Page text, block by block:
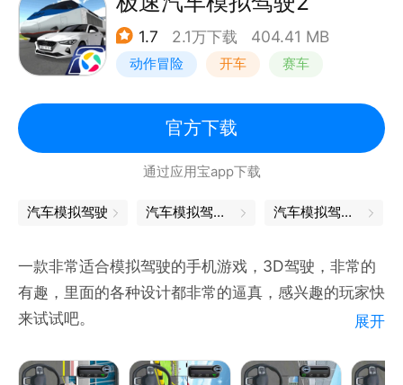
1.7 2.1万下载 404.41 MB
动作冒险 开车 赛车
官方下载
通过应用宝app下载
汽车模拟驾驶 汽车模拟驾驶软件 汽车模拟驾驶器
一款非常适合模拟驾驶的手机游戏，3D驾驶，非常的
有趣，里面的各种设计都非常的逼真，感兴趣的玩家快
来试试吧。
1、各种炫酷的豪车等着你来解锁，尽情的去奔驰挑战
展开